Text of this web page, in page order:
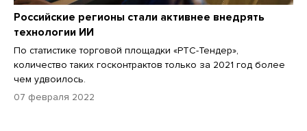
Российские регионы стали активнее внедрять
технологии ИИ
По статистике торговой площадки «РТС-Тендер»,
количество таких госконтрактов только за 2021 год более
чем удвоилось.
07 февраля 2022